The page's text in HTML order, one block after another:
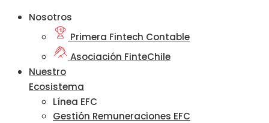
Nosotros
Primera Fintech Contable
Asociación FinteChile
Nuestro
Ecosistema
Línea EFC
Gestión Remuneraciones EFC